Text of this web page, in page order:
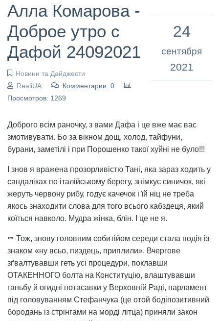
Алла Комарова -
Доброе утро с
Дафой 24092021
Новини та Дайджести
RealiUA
Комментарии: 0
Просмотров: 1269
24
сентября
2021
Доброго всім раночку, з вами Дафа і це вже має вас
змотивувати. Бо за вікном дощ, холод, тайфуни,
бурани, заметілі і при Порошенко такої хуйні не було!!!
І знов я вражена прозорливістю Тані, яка зараз ходить у
сандаліках по італійському берегу, знімкує синичок, які
жеруть червону рибу, годує качечок і їй ніц не треба
якось знаходити слова для того всього кабздеця, який
коїться навколо. Мудра жінка, блін. І це не я.
⚰️ Тож, знову головним собитійом середи стала подія із
знаком «ну всьо, пиздець, приплили». Вчергове
зґвалтувавши геть усі процедури, поклавши
ОТАКЕННОГО болта на Конституцію, влаштувавши
ганьбу й огидні потасавки у Верховній Раді, парламент
під головуванням Стефанчука (це отой бодіпозитивний
бородань із стрінгами на морді літца) приняли закон